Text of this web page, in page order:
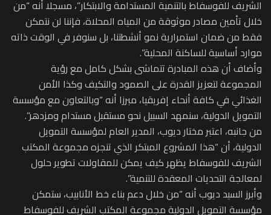
الشريف للفوسفاط بالتنمية المستدامة والابتكار”، مسجلا أنه “من
خلال تأمين مصادر موثوقة من المياه المحلاة، فإننا لن نتمكن
فقط من ضمان استمرارية نمو أنشطتنا، بل سنوفر في الوقت ذاته
موارد أساسية للساكنة المحلية”.
وأضاف أن هذه المبادرة تتماشى بشكل كامل مع رؤية
المجموعة لتعزيز القدرة على الصمود والتكيف وكذا الأمن
الغذائي في كافة أنحاء إفريقيا، مبرزا أنه “وبالتعاون مع مؤسسة
التمويل الدولية، سنمهد السبيل نحو مستقبل مستدام ومزدهر”.
من جانبه، اعتبر مختار ديوب، المدير العام لمؤسسة التمويل
الدولية، أن “هذا المشروع المبتكر الذي تنجزه مجموعة المكتب
الشريف للفوسفاط يظهر كيف يمكن للمقاولات تطوير حلول
لمعالجة التحديات المعقدة للتنمية”.
وأبرز السيد ديوب أنه “من خلال دعم بناء خط الأنابيب، ستمكن
مؤسسة التمويل الدولية مجموعة المكتب الشريف للفوسفاط